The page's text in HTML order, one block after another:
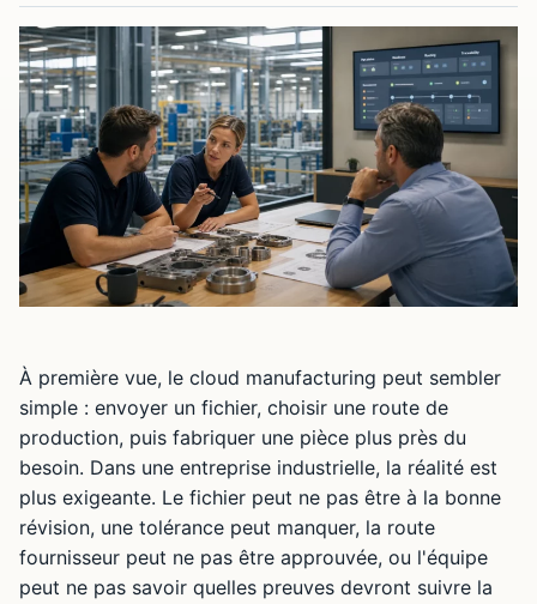
À première vue, le cloud manufacturing peut sembler
simple : envoyer un fichier, choisir une route de
production, puis fabriquer une pièce plus près du
besoin. Dans une entreprise industrielle, la réalité est
plus exigeante. Le fichier peut ne pas être à la bonne
révision, une tolérance peut manquer, la route
fournisseur peut ne pas être approuvée, ou l'équipe
peut ne pas savoir quelles preuves devront suivre la